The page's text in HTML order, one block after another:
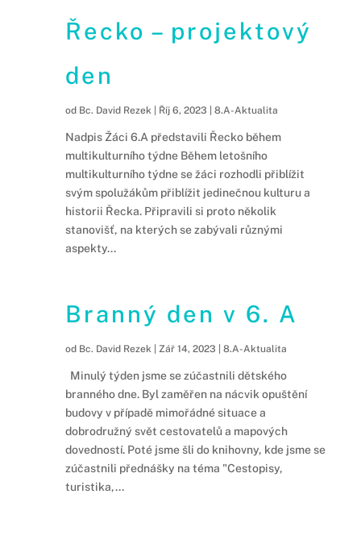
Řecko – projektový
den
od Bc. David Rezek| Říj 6, 2023 8.A-Aktualita
Nadpis Žáci 6.A představili Řecko během
multikulturního týdne Během letošního
multikulturního týdne se žáci rozhodli přiblížit
svým spolužákům přiblížit jedinečnou kulturu a
historii Řecka. Připravili si proto několik
stanovišť, na kterých se zabývali různými
aspekty...
Branný den v 6. A
od Bc. David Rezek| Zář 14, 2023 8.A-Aktualita
Minulý týden jsme se zúčastnili dětského
branného dne. Byl zaměřen na nácvik opuštění
budovy v případě mimořádné situace a
dobrodružný svět cestovatelů a mapových
dovedností. Poté jsme šli do knihovny, kde jsme se
zúčastnili přednášky na téma "Cestopisy,
turistika,...